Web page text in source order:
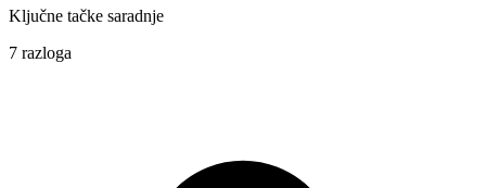
Ključne tačke saradnje
7 razloga